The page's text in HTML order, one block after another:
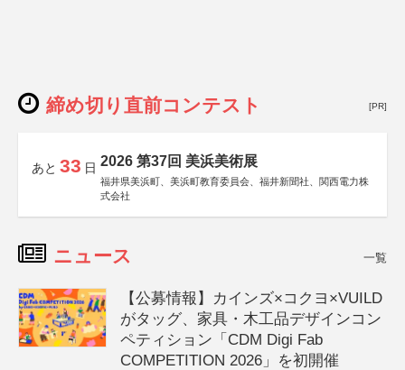
締め切り直前コンテスト [PR]
あと 33 日 2026 第37回 美浜美術展
福井県美浜町、美浜町教育委員会、福井新聞社、関西電力株
式会社
ニュース 一覧
【公募情報】カインズ×コクヨ×VUILD
がタッグ、家具・木工品デザインコン
ペティション「CDM Digi Fab
COMPETITION 2026」を初開催